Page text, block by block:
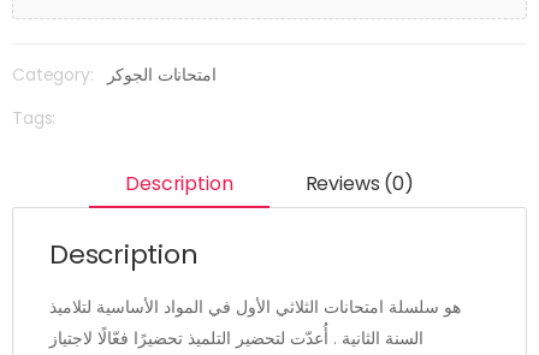
Category:
امتحانات الجوكر
Tags:
Description Reviews (0)
Description
هو سلسلة امتحانات الثلاثي الأول في المواد الأساسية لتلاميذ
السنة الثانية . أُعدّت لتحضير التلميذ تحضيرًا فعّالًا لاجتياز